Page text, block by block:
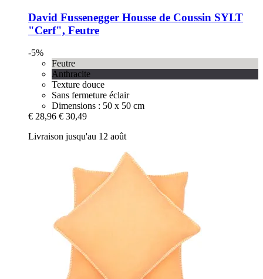
David Fussenegger Housse de Coussin SYLT
"Cerf", Feutre
-5%
Feutre
Anthracite
Texture douce
Sans fermeture éclair
Dimensions : 50 x 50 cm
€ 28,96 € 30,49
Livraison jusqu'au 12 août